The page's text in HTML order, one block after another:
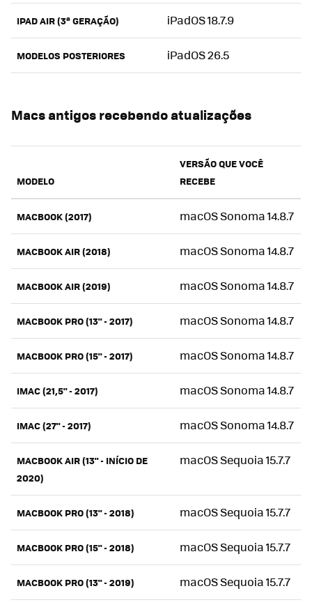
IPAD AIR (3ª GERAÇÃO) iPadOS 18.7.9
MODELOS POSTERIORES iPadOS 26.5
Macs antigos recebendo atualizações
MODELO
VERSÃO QUE VOCÊ
RECEBE
MACBOOK (2017) macOS Sonoma 14.8.7
MACBOOK AIR (2018) macOS Sonoma 14.8.7
MACBOOK AIR (2019) macOS Sonoma 14.8.7
MACBOOK PRO (13" - 2017) macOS Sonoma 14.8.7
MACBOOK PRO (15" - 2017) macOS Sonoma 14.8.7
IMAC (21,5" - 2017) macOS Sonoma 14.8.7
IMAC (27" - 2017) macOS Sonoma 14.8.7
MACBOOK AIR (13" - INÍCIO DE
2020)
macOS Sequoia 15.7.7
MACBOOK PRO (13" - 2018) macOS Sequoia 15.7.7
MACBOOK PRO (15" - 2018) macOS Sequoia 15.7.7
MACBOOK PRO (13" - 2019) macOS Sequoia 15.7.7